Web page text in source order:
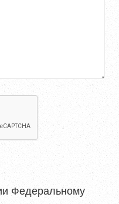
Федеральному